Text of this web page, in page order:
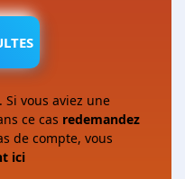
vous aviez une
ce cas redemandez
de compte, vous
ici